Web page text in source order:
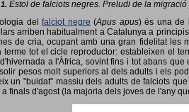
Estol de falciots negres. Preludi de la migració
delfalciot negre (Apus apus) és una de
arriben habitualment a Catalunya a
de cria, ocupant amb una gran fidelitat les
terme tot el cicle reproductor: estableixen el
a l'Àfrica, sovint fins i tot abans
pesos molt superiors al dels adults i els
un "buidat" massiu dels adults de falciots
a finals d'agost (la majoria dels joves de l'any